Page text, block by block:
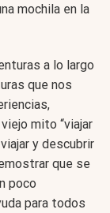
mochila en la
a lo largo
que nos
mito “viajar
y descubrir
que se
poco
para todos